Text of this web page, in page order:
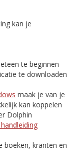
kan je
te beginnen
te downloaden
maak je van je
kan koppelen
Dolphin
boeken, kranten en